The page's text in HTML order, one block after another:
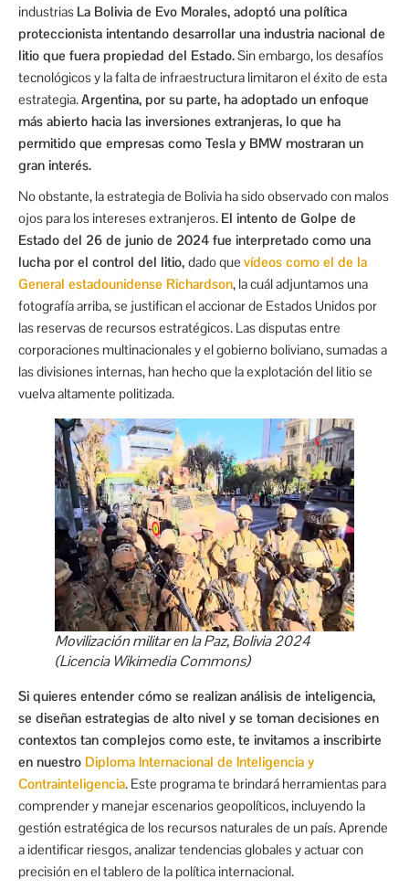
industrias La Bolivia de Evo Morales, adoptó una política
proteccionista intentando desarrollar una industria nacional de
litio que fuera propiedad del Estado.Sin embargo, los desafíos
tecnológicos y la falta de infraestructura limitaron el éxito de esta
estrategia.Argentina, por su parte, ha adoptado un enfoque
más abierto hacia las inversiones extranjeras, lo que ha
permitido que empresas como Tesla y BMW mostraran un
gran interés.
No obstante, la estrategia de Bolivia ha sido observado con malos
ojos para los intereses extranjeros. El intento de Golpe de
Estado del 26 de junio de 2024 fue interpretado como una
lucha por el control del litio, dado que vídeos como el de la
General estadounidense Richardson, la cuál adjuntamos una
fotografía arriba, se justifican el accionar de Estados Unidos por
las reservas de recursos estratégicos. Las disputas entre
corporaciones multinacionales y el gobierno boliviano, sumadas a
las divisiones internas, han hecho que la explotación del litio se
vuelva altamente politizada.
Movilización militar en la Paz, Bolivia 2024
(Licencia Wikimedia Commons)
Si quieres entender cómo se realizan análisis de inteligencia,
se diseñan estrategias de alto nivel y se toman decisiones en
contextos tan complejos como este, te invitamos a inscribirte
en nuestro Diploma Internacional de Inteligencia y
Contrainteligencia. Este programa te brindará herramientas para
comprender y manejar escenarios geopolíticos, incluyendo la
gestión estratégica de los recursos naturales de un país. Aprende
a identificar riesgos, analizar tendencias globales y actuar con
precisión en el tablero de la política internacional.